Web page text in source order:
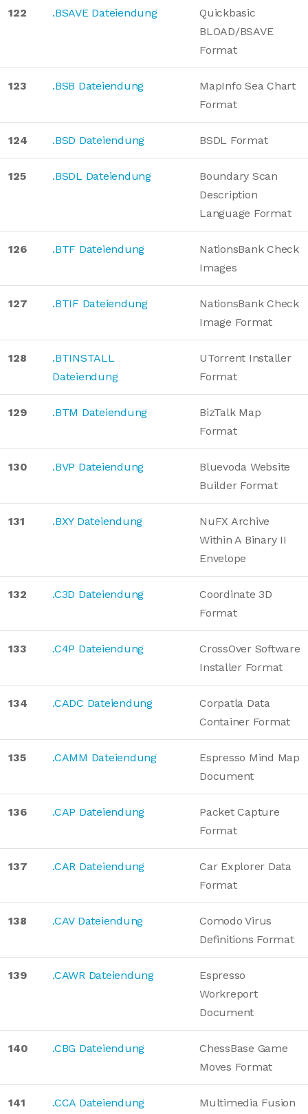
122 .BSAVE Dateiendung
Quickbasic
BLOAD/BSAVE
Format
123 .BSB Dateiendung
MapInfo Sea Chart
Format
124 .BSD Dateiendung BSDL Format
125 .BSDL Dateiendung
Boundary Scan
Description
Language Format
126 .BTF Dateiendung
NationsBank Check
Images
127 .BTIF Dateiendung
NationsBank Check
Image Format
128
.BTINSTALL
Dateiendung
UTorrent Installer
Format
129 .BTM Dateiendung
BizTalk Map
Format
130 .BVP Dateiendung
Bluevoda Website
Builder Format
131 .BXY Dateiendung
NuFX Archive
Within A Binary II
Envelope
132 .C3D Dateiendung
Coordinate 3D
Format
133 .C4P Dateiendung
CrossOver Software
Installer Format
134 .CADC Dateiendung
Corpatla Data
Container Format
135 .CAMM Dateiendung
Espresso Mind Map
Document
136 .CAP Dateiendung
Packet Capture
Format
137 .CAR Dateiendung
Car Explorer Data
Format
138 .CAV Dateiendung
Comodo Virus
Definitions Format
139 .CAWR Dateiendung
Espresso
Workreport
Document
140 .CBG Dateiendung
ChessBase Game
Moves Format
141 .CCA Dateiendung
Multimedia Fusion